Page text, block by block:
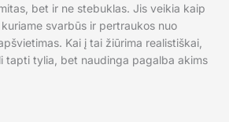
bet ir ne stebuklas. Jis veikia kaip
svarbūs ir pertraukos nuo
Kai į tai žiūrima realistiškai,
tapti tylia, bet naudinga pagalba akims